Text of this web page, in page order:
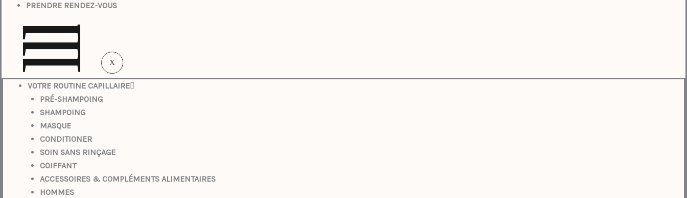
PRENDRE RENDEZ-VOUS
l
l
l X
VOTRE ROUTINE CAPILLAIRE
PRÉ-SHAMPOING
SHAMPOING
MASQUE
CONDITIONER
SOIN SANS RINÇAGE
COIFFANT
ACCESSOIRES & COMPLÉMENTS ALIMENTAIRES
HOMMES